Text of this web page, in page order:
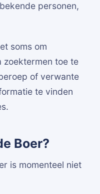
personen,
soms om
zoektermen toe te
of verwante
te vinden
Boer?
is momenteel niet